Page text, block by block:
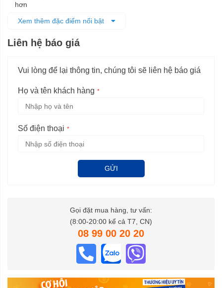
hơn
Có chức năng thổi khí tích hợp giúp sạch bụi trên phôi gia công
Xem thêm đặc điểm nổi bật
Liên hệ báo giá
Vui lòng để lại thông tin, chúng tôi sẽ liên hệ báo giá
Họ và tên khách hàng
Số điện thoại
GỬI
Gọi đặt mua hàng, tư vấn:
(8:00-20:00 kể cả T7, CN)
08 99 00 20 20